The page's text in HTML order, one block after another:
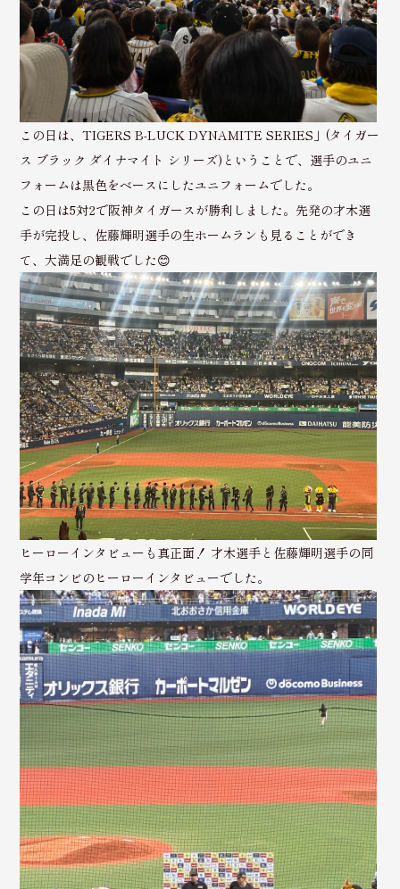
この日は、TIGERS B-LUCK DYNAMITE SERIES」(タイガー
ス ブラック ダイナマイト シリーズ)ということで、選手のユニ
フォームは黒色をベースにしたユニフォームでした。
この日は5対2で阪神タイガースが勝利しました。先発の才木選
手が完投し、佐藤輝明選手の生ホームランも見ることができ
て、大満足の観戦でした😊
ヒーローインタビューも真正面！ 才木選手と佐藤輝明選手の同
学年コンビのヒーローインタビューでした。